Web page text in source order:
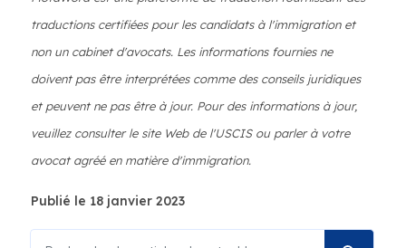
traductions certifiées pour les candidats à l'immigration et
non un cabinet d'avocats. Les informations fournies ne
doivent pas être interprétées comme des conseils juridiques
et peuvent ne pas être à jour. Pour des informations à jour,
veuillez consulter le site Web de l'USCIS ou parler à votre
avocat agréé en matière d'immigration.
Publié le 18 janvier 2023